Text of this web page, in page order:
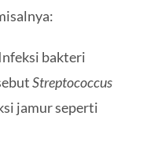
Infeksi bakteri
Streptococcus
jamur seperti